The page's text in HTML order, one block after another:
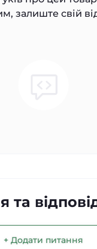
залиште свій
та
+ Додати питання